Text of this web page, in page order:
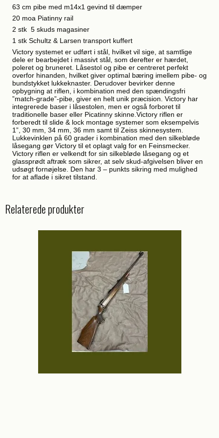
63 cm pibe med m14x1 gevind til dæmper
20 moa Piatinny rail
2 stk 5 skuds magasiner
1 stk Schultz & Larsen transport kuffert
Victory systemet er udført i stål, hvilket vil sige, at samtlige
dele er bearbejdet i massivt stål, som derefter er hærdet,
poleret og bruneret. Låsestol og pibe er centreret perfekt
overfor hinanden, hvilket giver optimal bæring imellem pibe- og
bundstykket lukkeknaster. Derudover bevirker denne
opbygning at riflen, i kombination med den spændingsfri
”match-grade”-pibe, giver en helt unik præcision. Victory har
integrerede baser i låsestolen, men er også forboret til
traditionelle baser eller Picatinny skinne.Victory riflen er
forberedt til slide & lock montage systemer som eksempelvis
1”, 30 mm, 34 mm, 36 mm samt til Zeiss skinnesystem.
Lukkevinklen på 60 grader i kombination med den silkebløde
låsegang gør Victory til et oplagt valg for en Feinsmecker.
Victory riflen er velkendt for sin silkebløde låsegang og et
glassprødt aftræk som sikrer, at selv skud-afgivelsen bliver en
udsøgt fornøjelse. Den har 3 – punkts sikring med mulighed
for at aflade i sikret tilstand.
Relaterede produkter